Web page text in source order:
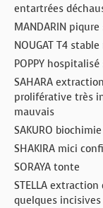
entartrées
MANDARIN
NOUGAT T4
POPPY
SAHARA
proliférative très
mauvais
SAKURO
SHAKIRA mici
SORAYA tonte
STELLA
quelques incisives